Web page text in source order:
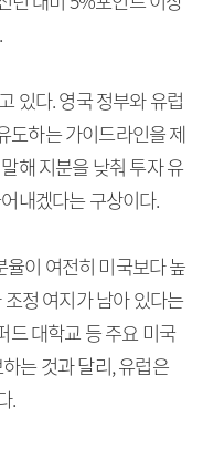
있다. 영국 정부와 유럽
도하는 가이드라인을 제
해 지분을 낮춰 투자 유
내겠다는 구상이다.
이 여전히 미국보다 높
정 여지가 남아 있다는
드 대학교 등 주요 미국
는 것과 달리, 유럽은
.